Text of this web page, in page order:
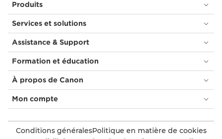
Produits
Services et solutions
Assistance & Support
Formation et éducation
À propos de Canon
Mon compte
Conditions généralesPolitique en matière de cookies